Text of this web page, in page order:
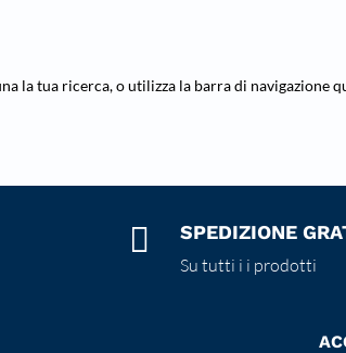
la tua ricerca, o utilizza la barra di navigazione
 SPEDIZIONE
Su tutti i i prodotti